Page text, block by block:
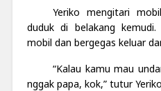
Yeriko mengitari
duduk di belakang
mobil dan bergegas keluar
“Kalau kamu mau
nggak papa, kok,” tutur